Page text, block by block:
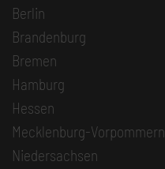
Berlin
Brandenburg
Bremen
Hamburg
Hessen
Mecklenburg-Vorpommern
Niedersachsen